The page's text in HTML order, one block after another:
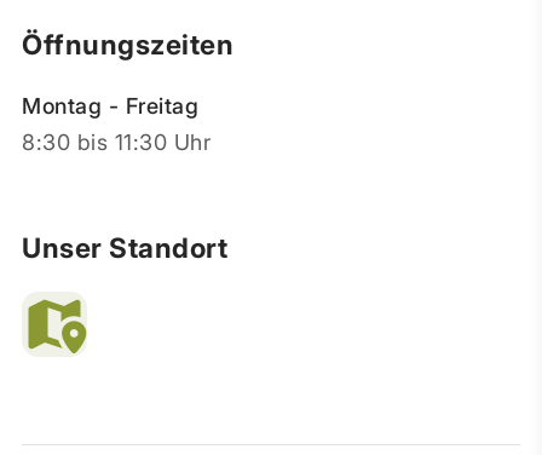
Öffnungszeiten
Montag - Freitag
8:30 bis 11:30 Uhr
Unser Standort